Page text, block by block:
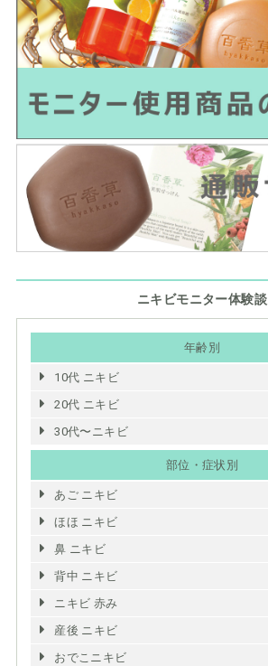
ニキビモニター体験談
年齢別
10代 ニキビ
20代 ニキビ
30代〜ニキビ
部位・症状別
あご ニキビ
ほほ ニキビ
鼻 ニキビ
背中 ニキビ
ニキビ 赤み
産後 ニキビ
おでこニキビ